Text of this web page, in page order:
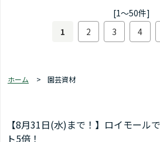
[1～50件]
1
2 3 4
ホーム > 園芸資材
【8月31日(水)まで！】ロイモール
ト5倍！